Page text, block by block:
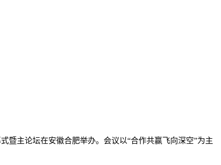
暨主论坛在安徽合肥举办。会议以“合作共赢飞向深空”为主